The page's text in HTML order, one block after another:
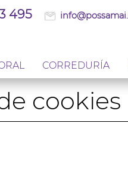
495
CORREDURÍA
cookies